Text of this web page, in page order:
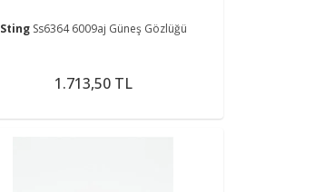
Sting Ss6364 6009aj Güneş Gözlüğü
1.713,50 TL